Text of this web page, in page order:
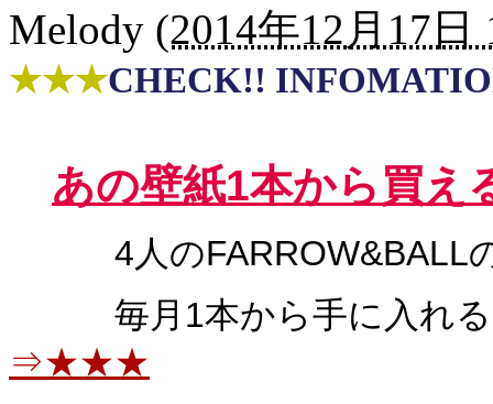
Melody (2014年12月17日
★★★CHECK!!
あの壁紙1本から買え
4人のFARROW&BALLの
毎月1本から手に入れる
⇒★★★